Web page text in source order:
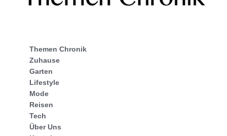
Themen Chronik
Zuhause
Garten
Lifestyle
Mode
Reisen
Tech
Über Uns